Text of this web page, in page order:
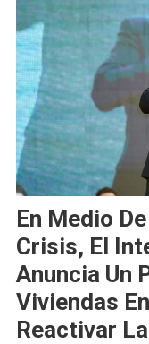
En Medio
Crisis, El
Anuncia Un
Viviendas
Reactivar